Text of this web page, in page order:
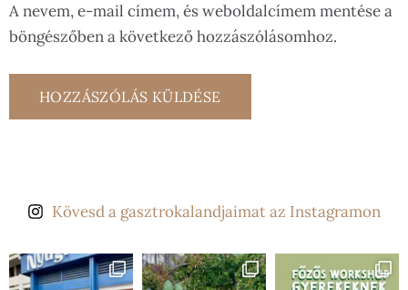
A nevem, e-mail címem, és weboldalcímem mentése a
böngészőben a következő hozzászólásomhoz.
Kövesd a gasztrokalandjaimat az Instagramon